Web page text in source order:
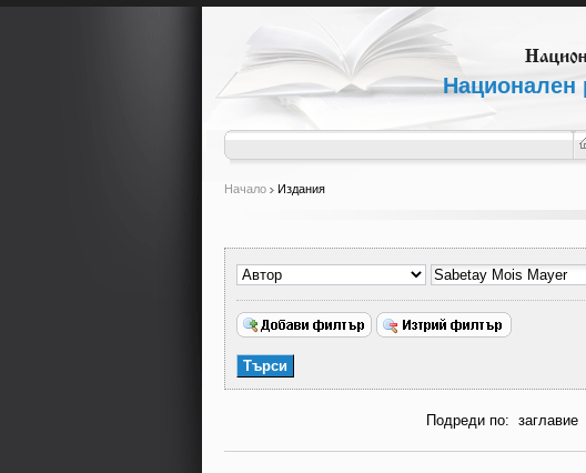
Национален
Начало Издания
Подреди по: заглавие